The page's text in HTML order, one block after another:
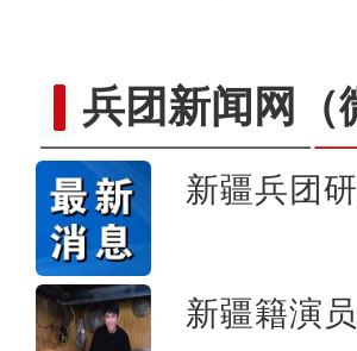
兵团新闻网
新疆兵团
新疆籍演